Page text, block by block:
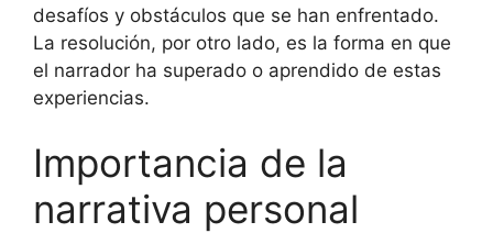
desafíos y obstáculos que se han enfrentado.
La resolución, por otro lado, es la forma en que
el narrador ha superado o aprendido de estas
experiencias.
Importancia de la
narrativa personal